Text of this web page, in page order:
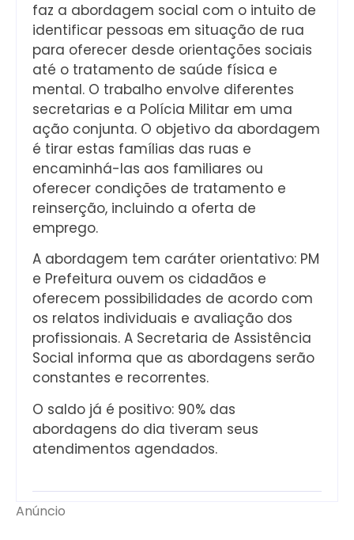
faz a abordagem social com o intuito de
identificar pessoas em situação de rua
para oferecer desde orientações sociais
até o tratamento de saúde física e
mental. O trabalho envolve diferentes
secretarias e a Polícia Militar em uma
ação conjunta. O objetivo da abordagem
é tirar estas famílias das ruas e
encaminhá-las aos familiares ou
oferecer condições de tratamento e
reinserção, incluindo a oferta de
emprego.
A abordagem tem caráter orientativo: PM
e Prefeitura ouvem os cidadãos e
oferecem possibilidades de acordo com
os relatos individuais e avaliação dos
profissionais. A Secretaria de Assistência
Social informa que as abordagens serão
constantes e recorrentes.
O saldo já é positivo: 90% das
abordagens do dia tiveram seus
atendimentos agendados.
Anúncio